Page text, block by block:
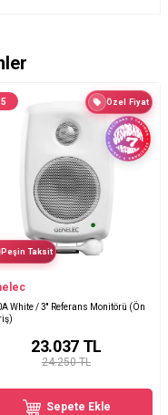
5 Özel Fiyat
Peşin Taksit
White / 3'' Referans Monitörü (Ön
24.250 TL
23.037TL
Sepete Ekle